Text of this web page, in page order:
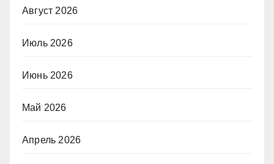
Август 2026
Июль 2026
Июнь 2026
Май 2026
Апрель 2026